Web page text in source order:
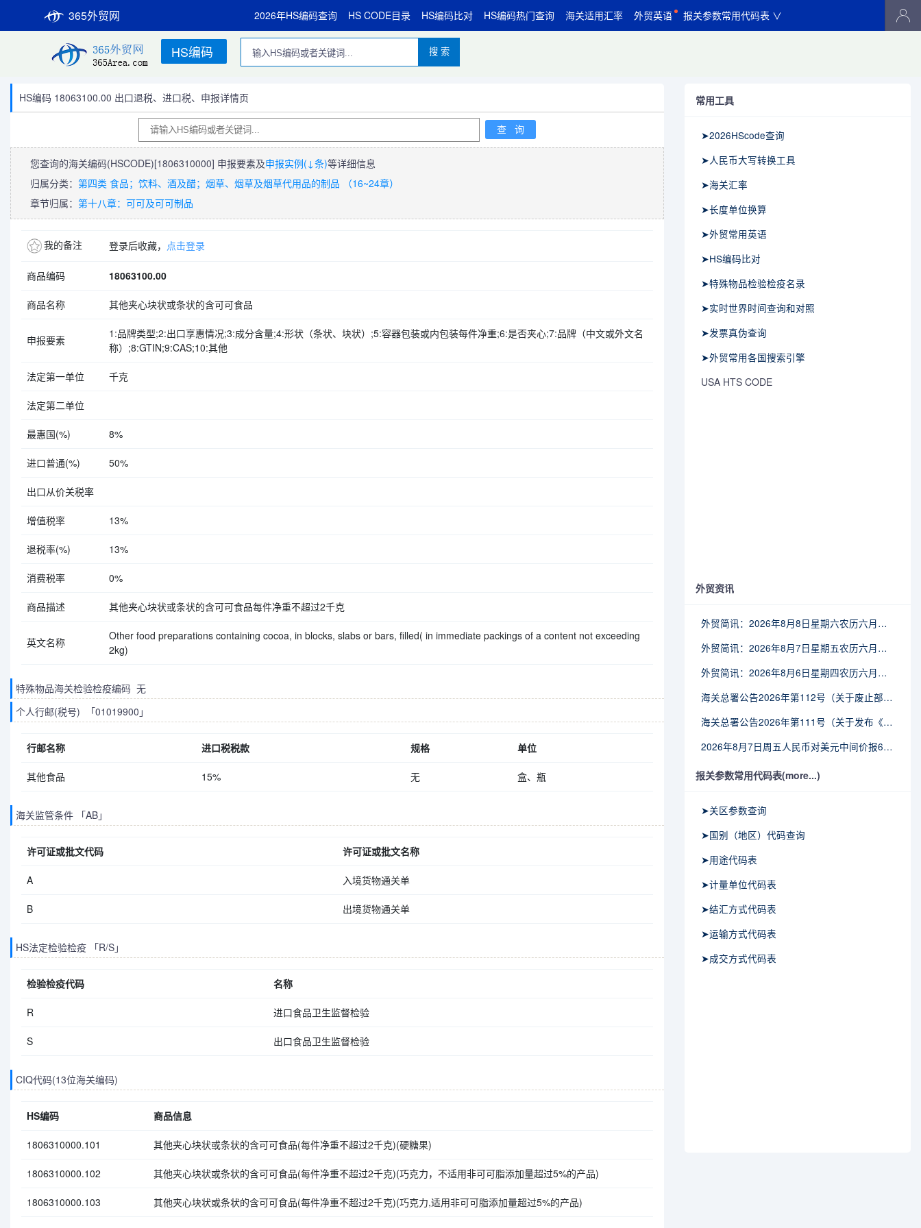
365外贸网 2026年HS编码查询 HS CODE目录 HS编码比对 HS编码热门查询 海关适用汇率 外贸英语 报关参数常用代码表 ∨
HS编码 搜 索
HS编码 18063100.00 出口退税、进口税、申报详情页
您查询的海关编码(HSCODE)[1806310000] 申报要素及申报实例(↓条)等详细信息
归属分类： 第四类 食品；饮料、酒及醋；烟草、烟草及烟草代用品的制品 （16~24章）
章节归属： 第十八章：可可及可可制品
我的备注 登录后收藏， 点击登录
商品编码 18063100.00
商品名称 其他夹心块状或条状的含可可食品
申报要素
1:品牌类型;2:出口享惠情况;3:成分含量;4:形状（条状、块状）;5:容器包装或内包装每件净重;6:是否夹心;7:品牌（中文或外文名
称）;8:GTIN;9:CAS;10:其他
法定第一单位 千克
法定第二单位
最惠国(%) 8%
进口普通(%) 50%
出口从价关税率
增值税率 13%
退税率(%) 13%
消费税率 0%
商品描述 其他夹心块状或条状的含可可食品每件净重不超过2千克
英文名称
Other food preparations containing cocoa, in blocks, slabs or bars, filled( in immediate packings of a content not exceeding
2kg)
特殊物品海关检验检疫编码 无
个人行邮(税号) 「01019900」
行邮名称 进口税税款 规格 单位
其他食品 15% 无 盒、瓶
海关监管条件 「AB」
许可证或批文代码 许可证或批文名称
A 入境货物通关单
B 出境货物通关单
HS法定检验检疫 「R/S」
检验检疫代码 名称
R 进口食品卫生监督检验
S 出口食品卫生监督检验
CIQ代码(13位海关编码)
HS编码 商品信息
1806310000.101 其他夹心块状或条状的含可可食品(每件净重不超过2千克)(硬糖果)
1806310000.102 其他夹心块状或条状的含可可食品(每件净重不超过2千克)(巧克力，不适用非可可脂添加量超过5%的产品)
1806310000.103 其他夹心块状或条状的含可可食品(每件净重不超过2千克)(巧克力,适用非可可脂添加量超过5%的产品)
常用工具
➤2026HScode查询
➤人民币大写转换工具
➤海关汇率
➤长度单位换算
➤外贸常用英语
➤HS编码比对
➤特殊物品检验检疫名录
➤实时世界时间查询和对照
➤发票真伪查询
➤外贸常用各国搜索引擎
USA HTS CODE
外贸资讯
外贸简讯：2026年8月8日星期六农历六月廿六
外贸简讯：2026年8月7日星期五农历六月廿五
外贸简讯：2026年8月6日星期四农历六月廿四
海关总署公告2026年第112号（关于废止部分卫生检疫类规范性文件的公告）
海关总署公告2026年第111号（关于发布《进出境动植物检疫处理监督管理工作规定》《进出境卫生处理监督管理工作规定》的公告）
2026年8月7日周五人民币对美元中间价报6.7904调贬9个基点
报关参数常用代码表(more...)
➤关区参数查询
➤国别（地区）代码查询
➤用途代码表
➤计量单位代码表
➤结汇方式代码表
➤运输方式代码表
➤成交方式代码表